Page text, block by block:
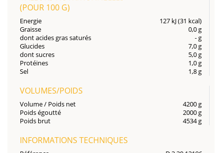
(POUR 100 G)
Energie
127 kJ (31 kcal)
Graisse
0,0 g
dont acides gras saturés
- g
Glucides
7,0 g
dont sucres
5,0 g
Protéines
1,0 g
Sel
1,8 g
VOLUMES/POIDS
Volume / Poids net
4200 g
Poids égoutté
2000 g
Poids brut
4534 g
INFORMATIONS TECHNIQUES